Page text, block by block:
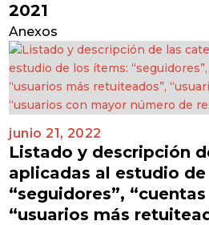
2021
Anexos
junio 21, 2022
Listado y descripción
aplicadas al estudio
“seguidores”,
“usuarios más